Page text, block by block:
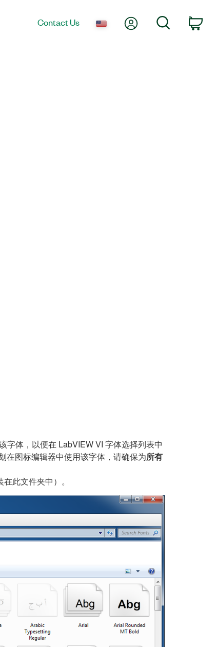
Contact Us My AccountSearch
字体，以便在 LabVIEW VI 字体选择列表中
在图标编辑器中使用该字体，请确保为所有
此文件夹中）。